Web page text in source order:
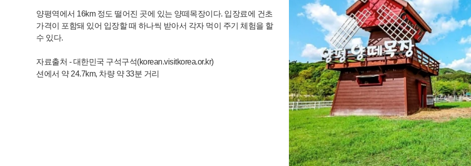
양평역에서 16km 정도 떨어진 곳에 있는 양떼목장이다. 입장료에 건초
가격이 포함돼 있어 입장할 때 하나씩 받아서 각자 먹이 주기 체험을 할
수 있다.
자료출처 - 대한민국 구석구석(korean.visitkorea.or.kr)
션에서 약 24.7km, 차량 약 33분 거리